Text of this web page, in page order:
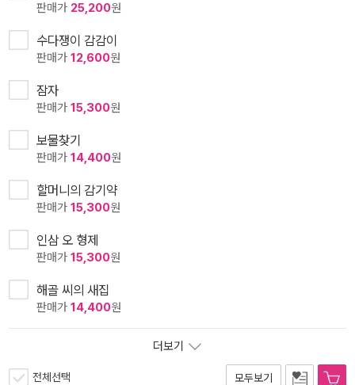
판매가 25,200원
수다쟁이 감감이
판매가 12,600원
잠자
판매가 15,300원
보물찾기
판매가 14,400원
할머니의 감기약
판매가 15,300원
인삼 오 형제
판매가 15,300원
해골 씨의 새집
판매가 14,400원
더보기
전체선택 모두보기